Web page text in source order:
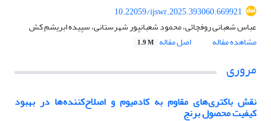
10.22059/ijswr.2025.393060.669921
عباس شعبانی روفچائی، محمود شعبانپور شهرستانی، سپیده ابریشم کش
مشاهده مقاله
اصل مقاله 1.9 M
مروری
نقش باکتری‌های مقاوم به کادمیوم و اصلاح‌کننده‌ها در بهبود
کیفیت محصول برنج